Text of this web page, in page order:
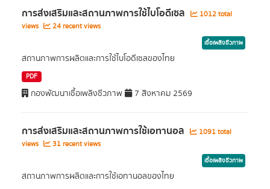
การส่งเสริมและสถานภาพการใช้ไบโอดีเซล
1012 total
views
24 recent views
เชื้อเพลิงชีวภาพ
สถานภาพการผลิตและการใช้ไบโอดีเซลของไทย
PDF
กองพัฒนาเชื้อเพลิงชีวภาพ 7 สิงหาคม 2569
การส่งเสริมและสถานภาพการใช้เอทานอล
1091 total
views
31 recent views
เชื้อเพลิงชีวภาพ
สถานภาพการผลิตและการใช้เอทานอลของไทย